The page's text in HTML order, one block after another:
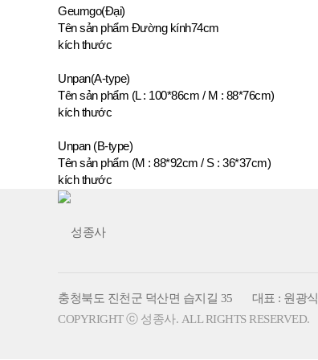
Geumgo(Đại)
Tên sản phẩm Đường kính74cm
kích thước
Unpan(A-type)
Tên sản phẩm (L : 100*86cm / M : 88*76cm)
kích thước
Unpan (B-type)
Tên sản phẩm (M : 88*92cm / S : 36*37cm)
kích thước
충청북도 진천군 덕산면 습지길 35 대표 : 원광식
COPYRIGHT ⓒ 성종사. ALL RIGHTS RESERVED.